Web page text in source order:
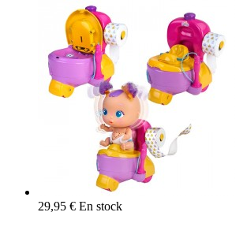
29,95 € En stock